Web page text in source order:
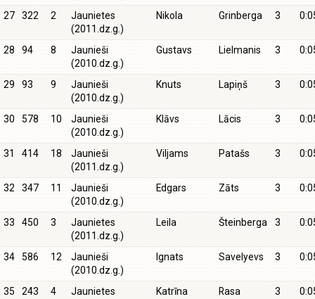
27 322 2
Jaunietes
(2011.dz.g.)
Nikola Grinberga 3
28 94 8
Jaunieši
(2010.dz.g.)
Gustavs Lielmanis 3
29 93 9
Jaunieši
(2010.dz.g.)
Knuts Lapiņš 3
30 578 10
Jaunieši
(2010.dz.g.)
Klāvs Lācis 3
31 414 18
Jaunieši
(2011.dz.g.)
Viljams Patašs 3
32 347 11
Jaunieši
(2010.dz.g.)
Edgars Zāts 3
33 450 3
Jaunietes
(2011.dz.g.)
Leila Šteinberga 3
34 586 12
Jaunieši
(2010.dz.g.)
Ignats Savelyevs 3
35 243 4 Jaunietes Katrīna Rasa 3